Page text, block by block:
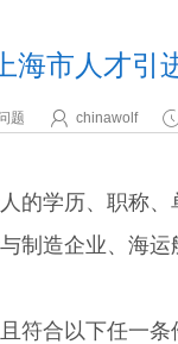
上海市人才引
题 chinawolf
学历、职称、
制造企业、海
合以下任一条